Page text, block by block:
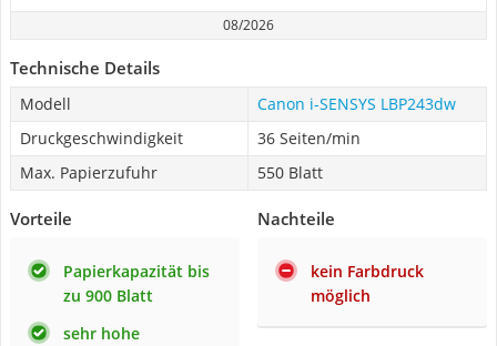
08/2026
Technische Details
Modell
Canon i-SENSYS LBP243dw
Druckgeschwindigkeit
36 Seiten/min
Max. Papierzufuhr
550 Blatt
Vorteile
Papierkapazität bis
zu 900 Blatt
sehr hohe
Nachteile
kein Farbdruck
möglich